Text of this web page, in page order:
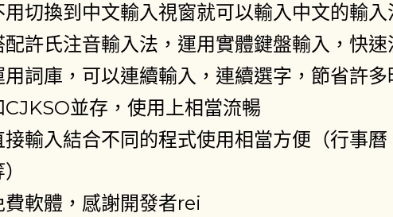
用切換到中文輸入視窗就可以輸入中文的輸入
配許氏注音輸入法，運用實體鍵盤輸入，快速
用詞庫，可以連續輸入，連續選字，節省許多
CJKSO並存，使用上相當流暢
接輸入結合不同的程式使用相當方便（行事
費軟體，感謝開發者rei